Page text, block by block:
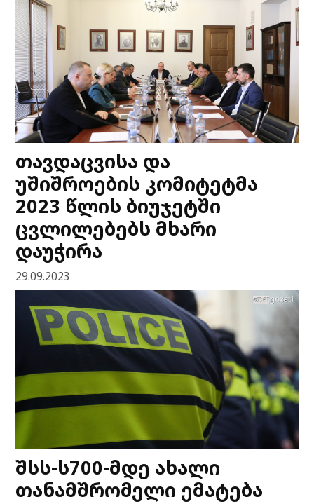
თავდაცვისა და
უშიშროების კომიტეტმა
2023 წლის ბიუჯეტში
ცვლილებებს მხარი
დაუჭირა
29.09.2023
შსს-ს700-მდე ახალი
თანამშრომელი ემატება